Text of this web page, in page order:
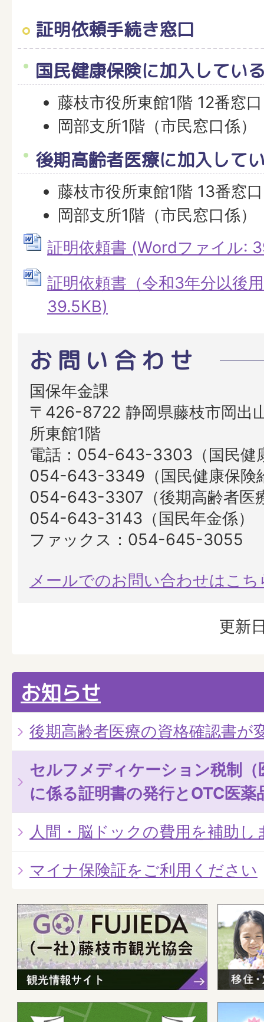
証明依頼手続き窓口
国民健康保険に加入してい
藤枝市役所東館1階 12番窓口
岡部支所1階（市民窓口係）
後期高齢者医療に加入して
藤枝市役所東館1階 13番窓口
岡部支所1階（市民窓口係）
証明依頼書 (Wordファイル:
証明依頼書（令和3年分以後
39.5KB)
お問い合わせ
国保年金課
〒426-8722 静岡県藤枝市岡出
所東館1階
電話：054-643-3303（国民健
054-643-3349（国民健康保険
054-643-3307（後期高齢者医
054-643-3143（国民年金係）
ファックス：054-645-3055
メールでのお問い合わせはこち
更新
お知らせ
後期高齢者医療の資格確認書が
セルフメディケーション税制（
に係る証明書の発行とOTC医
人間・脳ドックの費用を補助し
マイナ保険証をご利用ください